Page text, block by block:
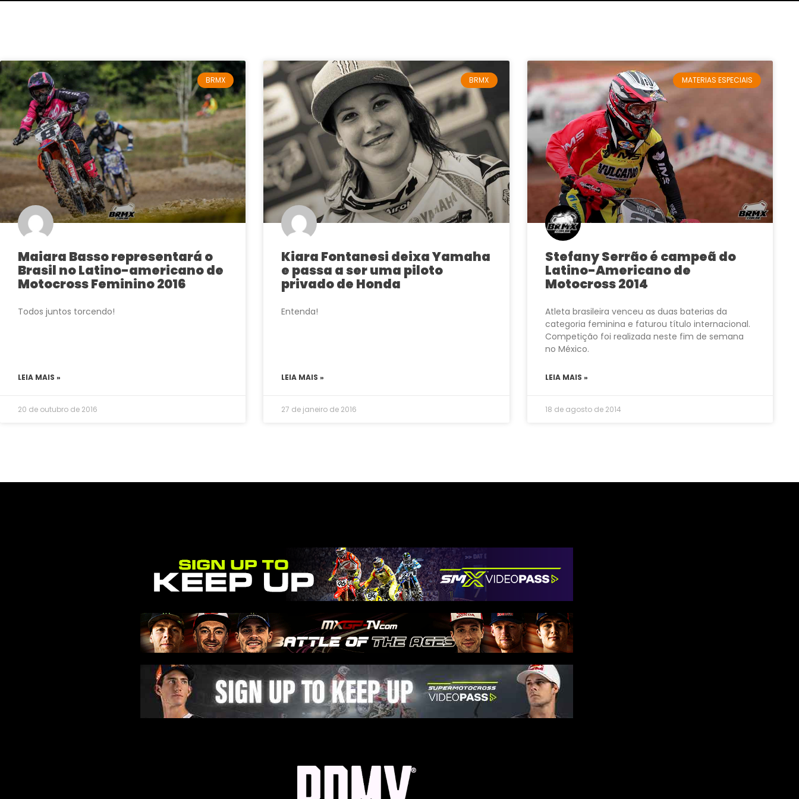
BRMX
Maiara Basso representará o
Brasil no Latino-americano de
Motocross Feminino 2016
Todos juntos torcendo!
LEIA MAIS »
20 de outubro de 2016
BRMX
Kiara Fontanesi deixa Yamaha
e passa a ser uma piloto
privado de Honda
Entenda!
LEIA MAIS »
27 de janeiro de 2016
MATERIAS ESPECIAIS
Stefany Serrão é campeã do
Latino-Americano de
Motocross 2014
Atleta brasileira venceu as duas baterias da
categoria feminina e faturou título internacional.
Competição foi realizada neste fim de semana
no México.
LEIA MAIS »
18 de agosto de 2014